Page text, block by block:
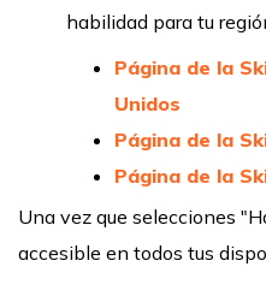
habilidad para tu
Página de la
Unidos
Página de la
Página de la
Una vez que selecciones
accesible en todos tus